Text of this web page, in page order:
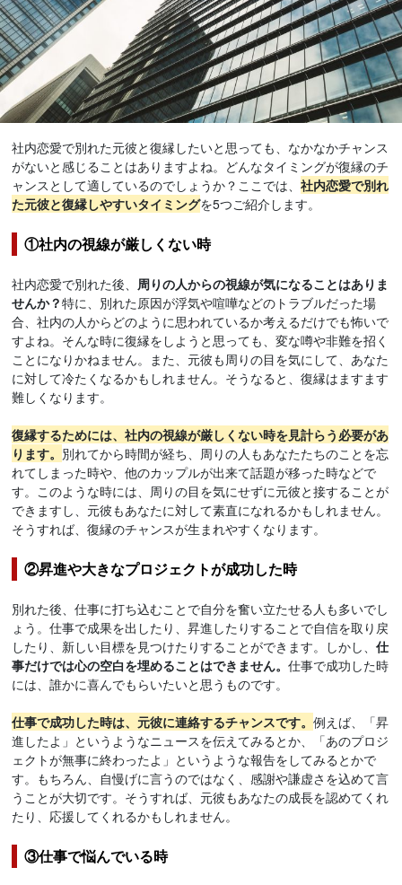
社内恋愛で別れた元彼と復縁したいと思っても、なかなかチャンス
がないと感じることはありますよね。どんなタイミングが復縁のチ
ャンスとして適しているのでしょうか？ここでは、社内恋愛で別れ
た元彼と復縁しやすいタイミングを5つご紹介します。
①社内の視線が厳しくない時
社内恋愛で別れた後、 周りの人からの視線が気になることはありま
せんか？特に、別れた原因が浮気や喧嘩などのトラブルだった場
合、社内の人からどのように思われているか考えるだけでも怖いで
すよね。そんな時に復縁をしようと思っても、変な噂や非難を招く
ことになりかねません。また、元彼も周りの目を気にして、あなた
に対して冷たくなるかもしれません。そうなると、復縁はますます
難しくなります。
復縁するためには、社内の視線が厳しくない時を見計らう必要があ
ります。 別れてから時間が経ち、周りの人もあなたたちのことを忘
れてしまった時や、他のカップルが出来て話題が移った時などで
す。このような時には、周りの目を気にせずに元彼と接することが
できますし、元彼もあなたに対して素直になれるかもしれません。
そうすれば、復縁のチャンスが生まれやすくなります。
②昇進や大きなプロジェクトが成功した時
別れた後、仕事に打ち込むことで自分を奮い立たせる人も多いでし
ょう。仕事で成果を出したり、昇進したりすることで自信を取り戻
したり、新しい目標を見つけたりすることができます。しかし、仕
事だけでは心の空白を埋めることはできません。仕事で成功した時
には、誰かに喜んでもらいたいと思うものです。
仕事で成功した時は、元彼に連絡するチャンスです。例えば、「昇
進したよ」というようなニュースを伝えてみるとか、「あのプロジ
ェクトが無事に終わったよ」というような報告をしてみるとかで
す。もちろん、自慢げに言うのではなく、感謝や謙虚さを込めて言
うことが大切です。そうすれば、元彼もあなたの成長を認めてくれ
たり、応援してくれるかもしれません。
③仕事で悩んでいる時